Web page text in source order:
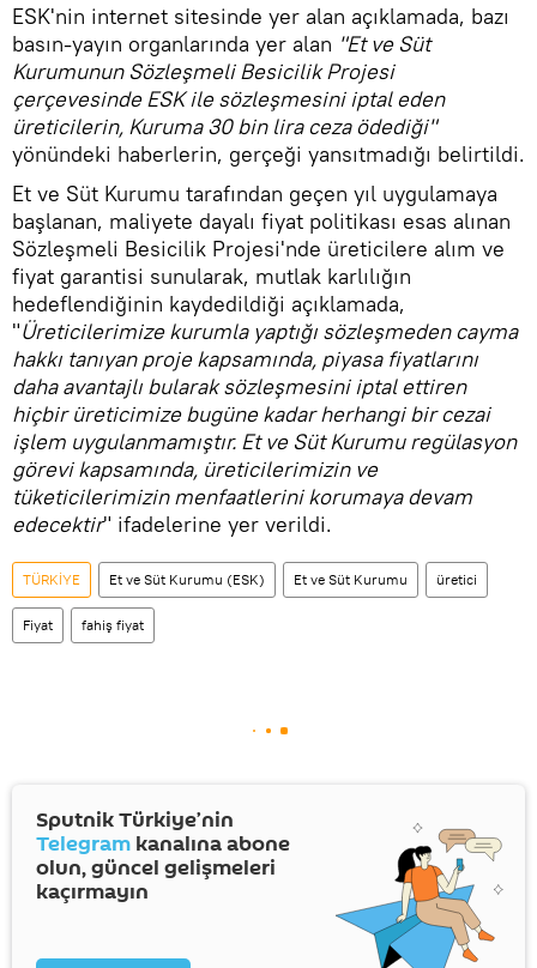
ESK'nin internet sitesinde yer alan açıklamada, bazı
basın-yayın organlarında yer alan "Et ve Süt
Kurumunun Sözleşmeli Besicilik Projesi
çerçevesinde ESK ile sözleşmesini iptal eden
üreticilerin, Kuruma 30 bin lira ceza ödediği"
yönündeki haberlerin, gerçeği yansıtmadığı belirtildi.
Et ve Süt Kurumu tarafından geçen yıl uygulamaya
başlanan, maliyete dayalı fiyat politikası esas alınan
Sözleşmeli Besicilik Projesi'nde üreticilere alım ve
fiyat garantisi sunularak, mutlak karlılığın
hedeflendiğinin kaydedildiği açıklamada,
"Üreticilerimize kurumla yaptığı sözleşmeden cayma
hakkı tanıyan proje kapsamında, piyasa fiyatlarını
daha avantajlı bularak sözleşmesini iptal ettiren
hiçbir üreticimize bugüne kadar herhangi bir cezai
işlem uygulanmamıştır. Et ve Süt Kurumu regülasyon
görevi kapsamında, üreticilerimizin ve
tüketicilerimizin menfaatlerini korumaya devam
edecektir" ifadelerine yer verildi.
TÜRKİYE Et ve Süt Kurumu (ESK) Et ve Süt Kurumu üretici
Fiyat fahiş fiyat
Sputnik Türkiye’nin
Telegram kanalına abone
olun, güncel gelişmeleri
kaçırmayın